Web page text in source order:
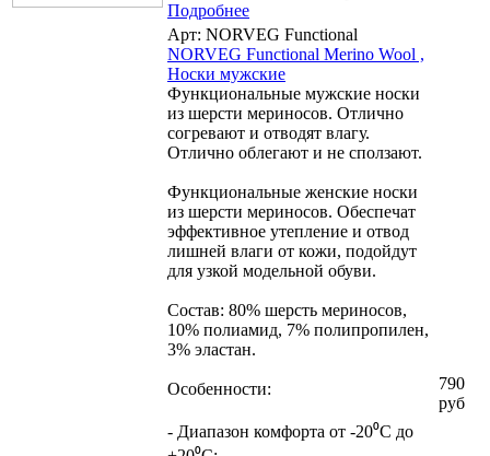
Подробнее
Арт: NORVEG Functional
NORVEG Functional Merino Wool ,
Носки мужские
Функциональные мужские носки
из шерсти мериносов. Отлично
согревают и отводят влагу.
Отлично облегают и не сползают.
Функциональные женские носки
из шерсти мериносов. Обеспечат
эффективное утепление и отвод
лишней влаги от кожи, подойдут
для узкой модельной обуви.
Состав: 80% шерсть мериносов,
10% полиамид, 7% полипропилен,
3% эластан.
Особенности:
- Диапазон комфорта от -20⁰С до
790
руб